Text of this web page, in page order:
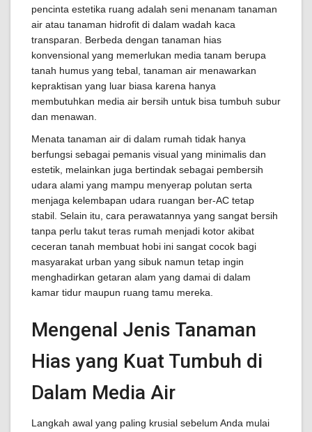
pencinta estetika ruang adalah seni menanam tanaman
air atau tanaman hidrofit di dalam wadah kaca
transparan. Berbeda dengan tanaman hias
konvensional yang memerlukan media tanam berupa
tanah humus yang tebal, tanaman air menawarkan
kepraktisan yang luar biasa karena hanya
membutuhkan media air bersih untuk bisa tumbuh subur
dan menawan.
Menata tanaman air di dalam rumah tidak hanya
berfungsi sebagai pemanis visual yang minimalis dan
estetik, melainkan juga bertindak sebagai pembersih
udara alami yang mampu menyerap polutan serta
menjaga kelembapan udara ruangan ber-AC tetap
stabil. Selain itu, cara perawatannya yang sangat bersih
tanpa perlu takut teras rumah menjadi kotor akibat
ceceran tanah membuat hobi ini sangat cocok bagi
masyarakat urban yang sibuk namun tetap ingin
menghadirkan getaran alam yang damai di dalam
kamar tidur maupun ruang tamu mereka.
Mengenal Jenis Tanaman
Hias yang Kuat Tumbuh di
Dalam Media Air
Langkah awal yang paling krusial sebelum Anda mulai